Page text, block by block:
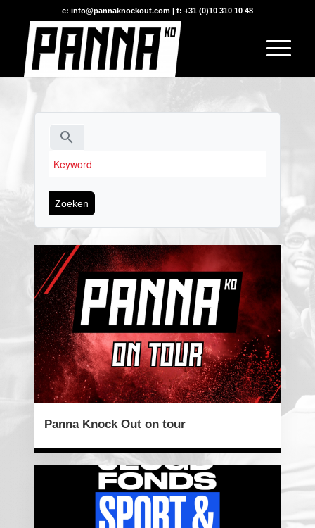
e: info@pannaknockout.com | t: +31 (0)10 310 10 48
search
Panna Knock Out on tour